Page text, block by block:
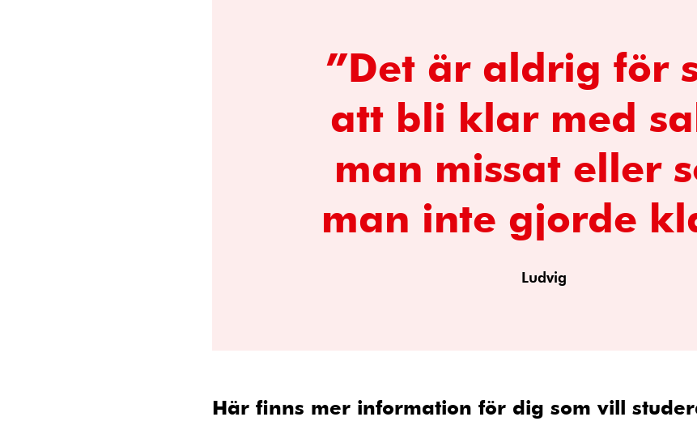
”Det är aldrig för
att bli klar med
man missat eller
man inte gjorde
Ludvig
Här finns mer information för dig som vill